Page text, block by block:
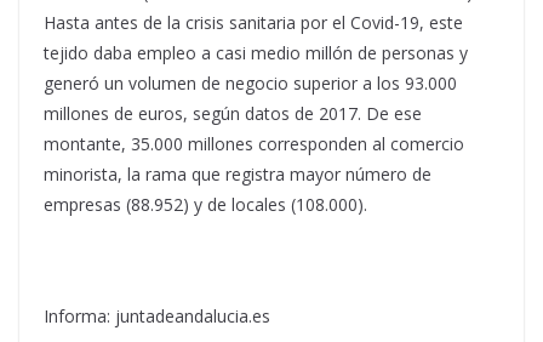
Hasta antes de la crisis sanitaria por el Covid-19, este
tejido daba empleo a casi medio millón de personas y
generó un volumen de negocio superior a los 93.000
millones de euros, según datos de 2017. De ese
montante, 35.000 millones corresponden al comercio
minorista, la rama que registra mayor número de
empresas (88.952) y de locales (108.000).
Informa: juntadeandalucia.es